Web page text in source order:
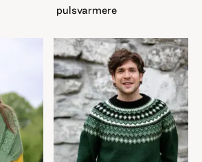
pulsvarmere